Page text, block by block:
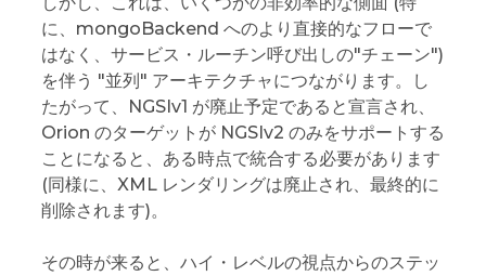
に、mongoBackend へのより直接的なフローで
はなく、サービス・ルーチン呼び出しの"チェーン")
を伴う "並列" アーキテクチャにつながります。し
たがって、NGSIv1 が廃止予定であると宣言され、
Orion のターゲットが NGSIv2 のみをサポートする
ことになると、ある時点で統合する必要があります
(同様に、XML レンダリングは廃止され、最終的に
削除されます)。
その時が来ると、ハイ・レベルの視点からのステッ